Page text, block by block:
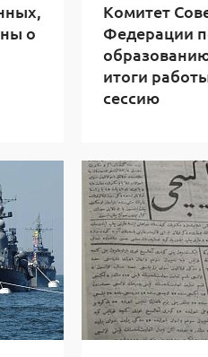
о
Комитет
Федерации
итоги
сессию